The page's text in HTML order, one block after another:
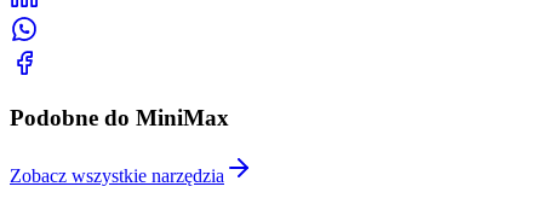
Podobne do MiniMax
Zobacz wszystkie narzędzia